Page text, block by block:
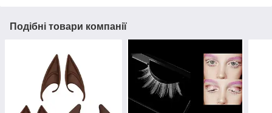
Подібні товари компанії